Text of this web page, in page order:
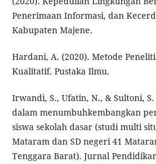
Penerimaan Informasi, dan
Kabupaten Majene.
Hardani, A. (2020). Metode
Kualitatif. Pustaka Ilmu.
Irwandi, S., Ufatin, N., & Sultoni,
dalam menumbuhkembangkan
siswa sekolah dasar (studi multi
Mataram dan SD negeri 41
Tenggara Barat). Jurnal